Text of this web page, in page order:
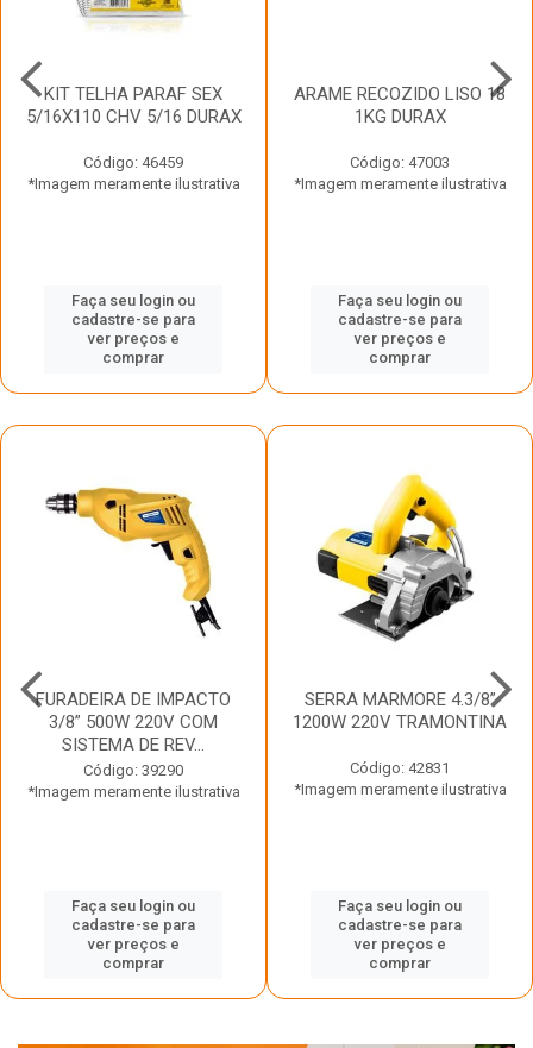
KIT TELHA PARAF SEX
5/16X110 CHV 5/16 DURAX
Código: 46459
*Imagem meramente ilustrativa
Faça seu login ou
cadastre-se para
ver preços e
comprar
ARAME RECOZIDO LISO 18
1KG DURAX
Código: 47003
*Imagem meramente ilustrativa
Faça seu login ou
cadastre-se para
ver preços e
comprar
FURADEIRA DE IMPACTO
3/8” 500W 220V COM
SISTEMA DE REV...
Código: 39290
*Imagem meramente ilustrativa
Faça seu login ou
cadastre-se para
ver preços e
comprar
SERRA MARMORE 4.3/8”
1200W 220V TRAMONTINA
Código: 42831
*Imagem meramente ilustrativa
Faça seu login ou
cadastre-se para
ver preços e
comprar